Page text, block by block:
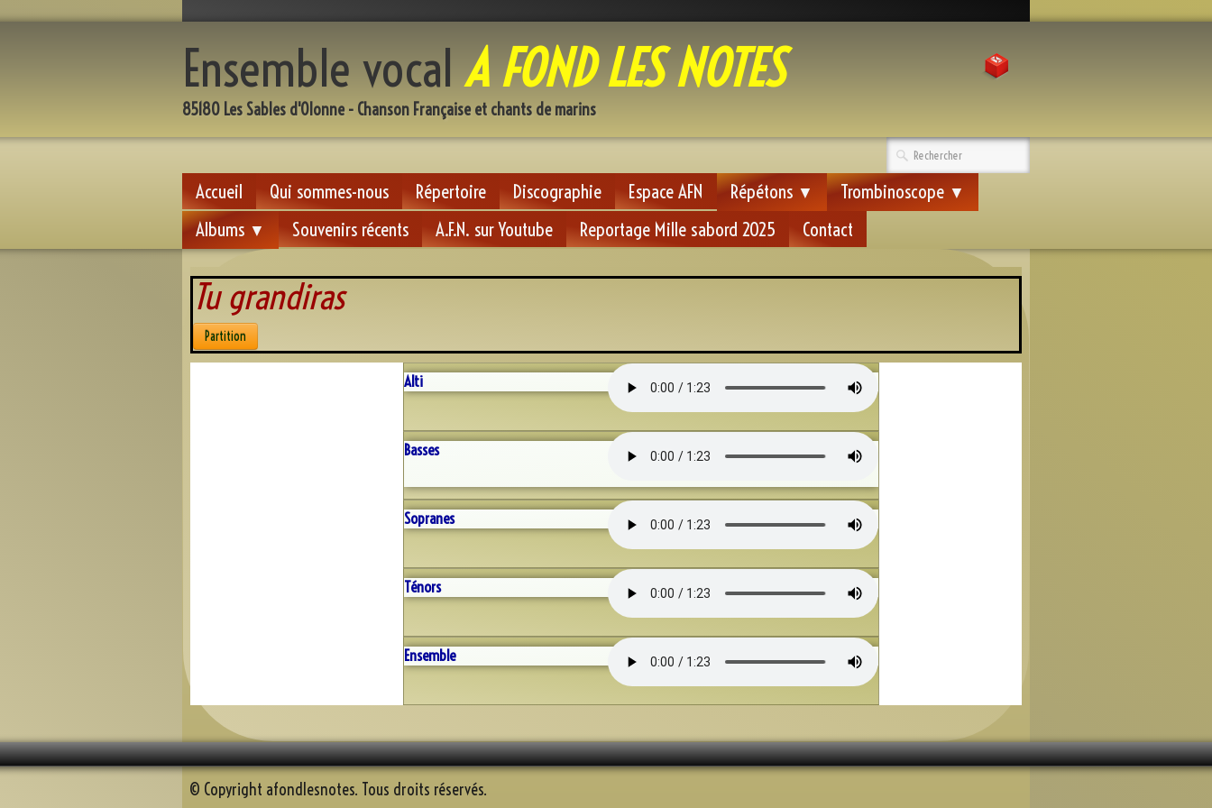
Ensemble vocalA FOND LES NOTES
85180 Les Sables d'Olonne - Chanson Française et chants de marins
Accueil Qui sommes-nous Répertoire Discographie Espace AFN Répétons ▼ Trombinoscope ▼
Albums ▼ Souvenirs récents A.F.N. sur Youtube Reportage Mille sabord 2025 Contact
Tu grandiras
Partition
Alti
Basses
Sopranes
Ténors
Ensemble
© Copyright afondlesnotes. Tous droits réservés.